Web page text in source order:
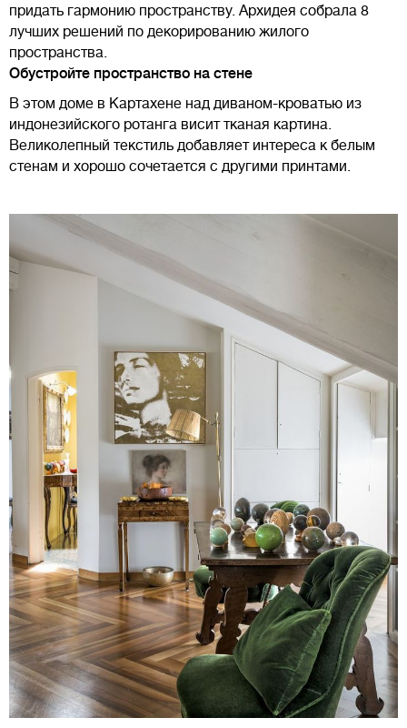
придать гармонию пространству. Архидея собрала 8
лучших решений по декорированию жилого
пространства.
Обустройте пространство на стене
В этом доме в Картахене над диваном-кроватью из
индонезийского ротанга висит тканая картина.
Великолепный текстиль добавляет интереса к белым
стенам и хорошо сочетается с другими принтами.